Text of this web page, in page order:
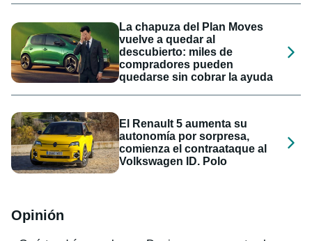
La chapuza del Plan Moves
vuelve a quedar al
descubierto: miles de
compradores pueden
quedarse sin cobrar la ayuda
El Renault 5 aumenta su
autonomía por sorpresa,
comienza el contraataque al
Volkswagen ID. Polo
Opinión